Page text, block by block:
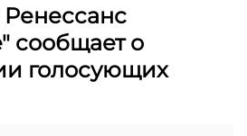
сообщает о
голосующих